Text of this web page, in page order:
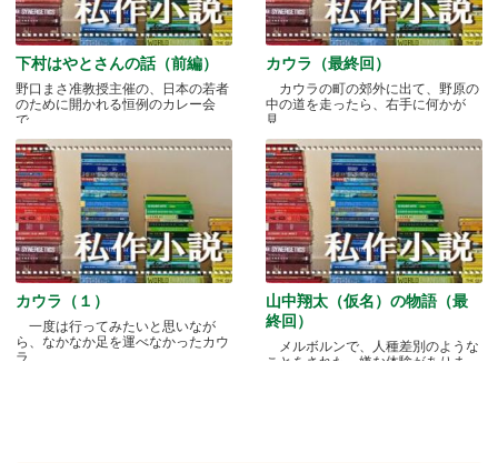
下村はやとさんの話（前編）
野口まさ准教授主催の、日本の若者
のために開かれる恒例のカレー会
で.....
カウラ（最終回）
カウラの町の郊外に出て、野原の
中の道を走ったら、右手に何かが
見.....
カウラ（１）
一度は行ってみたいと思いなが
ら、なかなか足を運べなかったカウ
ラ.....
山中翔太（仮名）の物語（最
終回）
メルボルンで、人種差別のような
ことをされた、嫌な体験がありま